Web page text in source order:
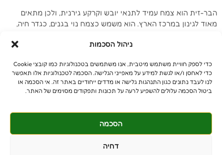
ניהול הסכמות
כדי לספק חוויית משתמש מיטבית, אנו משתמשים בטכנולוגיות כמו קובצי Cookie
כדי לאחסן ו/או לגשת למידע על מאפייני הגלישה. הסכמה לטכנולוגיות אלו תאפשר
לנו לעבד נתונים כגון התנהגות גלישה או מדדים ייחודיים באתר זה. אי הסכמה או
ביטול הסכמה עלולים להשפיע לרעה על תכונות ותפקודים מסוימים של האתר.
הסכמה
דחיה
הבר-זית הוא צמח עמיד לתנאי יובש וקרקע גירנית, ולכן מתאים
מאוד לגינון במרכז הארץ. הוא משמש כצמח נוי בגנים, כגדר חיה,
לציפורים, והפירות משמשים מזון לחיות בר. בנוסף, הוא נחשב לצמח
© כל הזכויות שמורות